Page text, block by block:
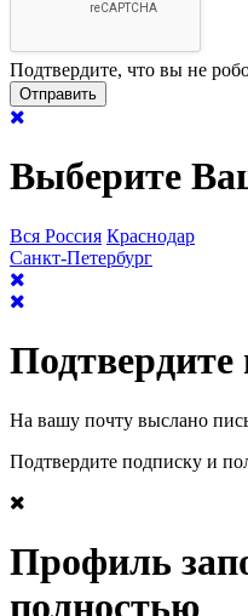
Подтвердите, что вы не
Выберите
Вся Россия Краснодар
Санкт-Петербург
Подтвердите
На вашу почту выслано
Подтвердите подписку и
Профиль
полностью